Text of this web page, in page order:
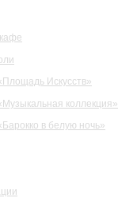
Искусств»
коллекция»
в белую ночь»